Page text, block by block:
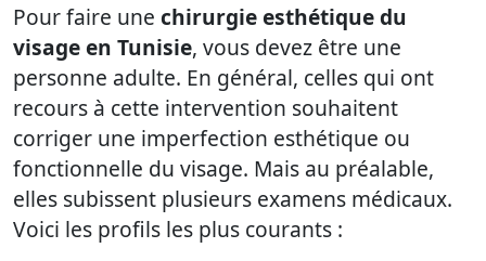
Pour faire une chirurgie esthétique du
visage en Tunisie, vous devez être une
personne adulte. En général, celles qui ont
recours à cette intervention souhaitent
corriger une imperfection esthétique ou
fonctionnelle du visage. Mais au préalable,
elles subissent plusieurs examens médicaux.
Voici les profils les plus courants :